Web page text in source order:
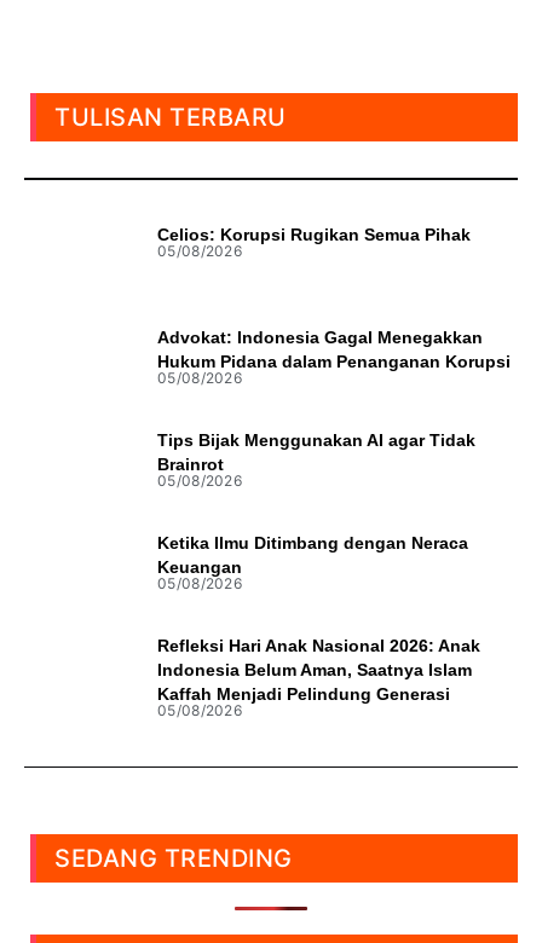
TULISAN TERBARU
Celios: Korupsi Rugikan Semua Pihak
05/08/2026
Advokat: Indonesia Gagal Menegakkan
Hukum Pidana dalam Penanganan Korupsi
05/08/2026
Tips Bijak Menggunakan AI agar Tidak
Brainrot
05/08/2026
Ketika Ilmu Ditimbang dengan Neraca
Keuangan
05/08/2026
Refleksi Hari Anak Nasional 2026: Anak
Indonesia Belum Aman, Saatnya Islam
Kaffah Menjadi Pelindung Generasi
05/08/2026
SEDANG TRENDING